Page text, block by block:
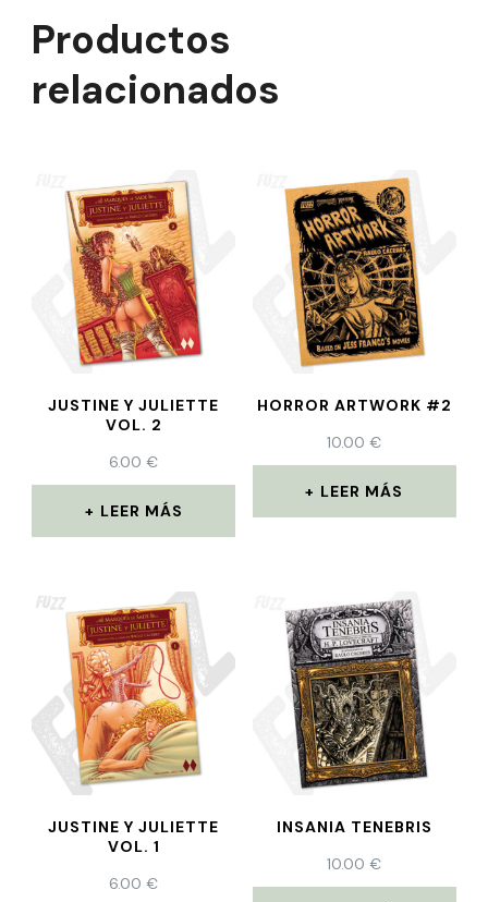
Productos
relacionados
JUSTINE Y JULIETTE
VOL. 2
6.00€
LEER MÁS
HORROR ARTWORK #2
10.00€
LEER MÁS
JUSTINE Y JULIETTE
VOL. 1
6.00€
INSANIA TENEBRIS
10.00€